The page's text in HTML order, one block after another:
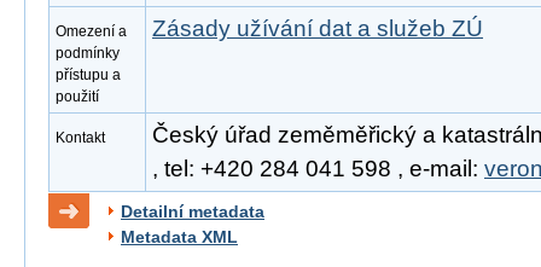
Omezení a
podmínky
přístupu a
použití
Zásady užívání dat a služeb ZÚ
Kontakt
Český úřad zeměměřický a
, tel: +420 284 041 598 , e-mail:
Detailní metadata
Metadata XML